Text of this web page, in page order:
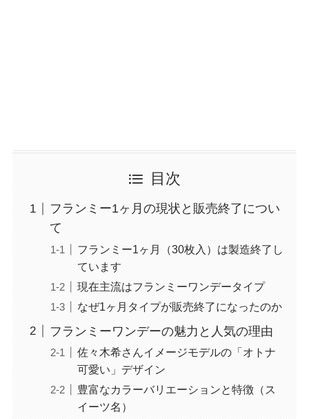
目次
フランミー1ヶ月の現状と販売終了につい
て
フランミー1ヶ月（30枚入）は製造終了し
ています
現在主流はフランミーワンデータイプ
なぜ1ヶ月タイプが販売終了になったのか
フランミーワンデーの魅力と人気の理由
佐々木希さんイメージモデルの「オトナ
可愛い」デザイン
豊富なカラーバリエーションと特徴（ス
イーツ名）